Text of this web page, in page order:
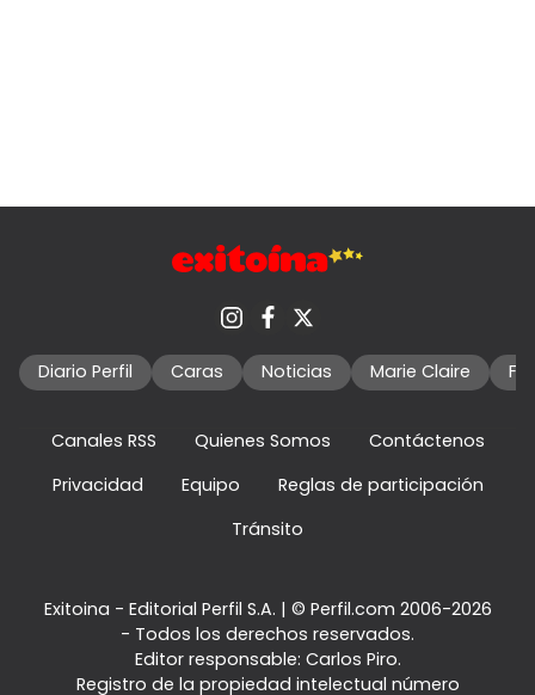
Diario Perfil Caras Noticias Marie Claire
Canales RSS Quienes Somos
Contáctenos
Privacidad
Equipo
Reglas de participación
Tránsito
Exitoina - Editorial Perfil S.A. | © Perfil.com 2006-2026
- Todos los derechos reservados.
Editor responsable: Carlos Piro.
Registro de la propiedad intelectual número